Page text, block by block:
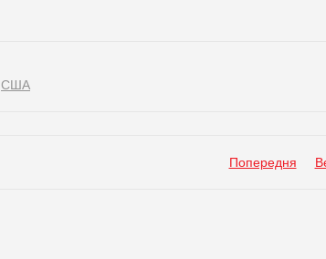
США
Попередня